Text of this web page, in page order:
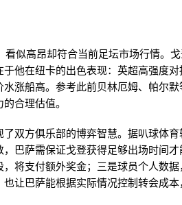
看似高昂却符合当前足坛市场行情。
他在纽卡的出色表现：英超高强度
水涨船高。参考此前贝林厄姆、帕尔
合理估值。
双方俱乐部的博弈智慧。据叭球体
巴萨需保证戈登获得足够出场时间
将支付额外奖金；三是球员个人数
让巴萨能根据实际情况控制转会成本